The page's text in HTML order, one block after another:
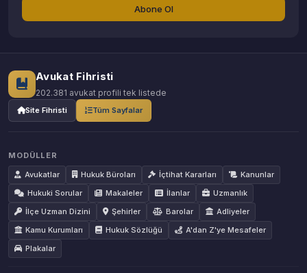
Abone Ol
Avukat Fihristi
202.381 avukat profili tek listede
Site Fihristi Tüm Sayfalar
MODÜLLER
Avukatlar
Hukuk Büroları İçtihat Kararları
Kanunlar
Hukuki Sorular
Makaleler İlanlar
Uzmanlık
İlçe Uzman Dizini
Şehirler Barolar
Adliyeler
Kamu Kurumları
Hukuk Sözlüğü
A'dan Z'ye Mesafeler
Plakalar